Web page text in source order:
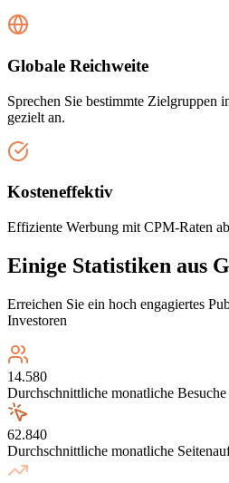
Globale Reichweite
Sprechen Sie bestimmte Zielgruppen
gezielt an.
Kosteneffektiv
Effiziente Werbung mit CPM-Raten
Einige Statistiken aus
Erreichen Sie ein hoch engagiertes
Investoren
14.580
Durchschnittliche monatliche Besuche
62.840
Durchschnittliche monatliche